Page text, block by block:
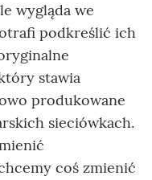
wygląda we
podkreślić ich
stawia
produkowane
sieciówkach.
coś zmienić